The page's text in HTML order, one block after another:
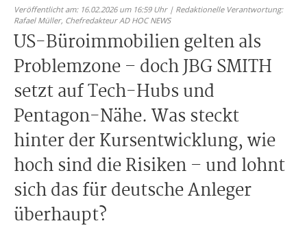
Veröffentlicht am: 16.02.2026 um 16:59 Uhr | Redaktionelle Verantwortung:
Rafael Müller, Chefredakteur AD HOC NEWS
US-Büroimmobilien gelten als
Problemzone – doch JBG SMITH
setzt auf Tech-Hubs und
Pentagon-Nähe. Was steckt
hinter der Kursentwicklung, wie
hoch sind die Risiken – und lohnt
sich das für deutsche Anleger
überhaupt?